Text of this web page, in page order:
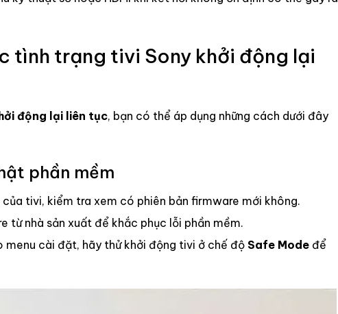
tình trạng tivi Sony khởi động lại
động lại liên tục, bạn có thể áp dụng những cách dưới đây
phần mềm
của tivi, kiểm tra xem có phiên bản firmware mới không.
từ nhà sản xuất để khắc phục lỗi phần mềm.
menu cài đặt, hãy thử khởi động tivi ở chế độ Safe Mode để